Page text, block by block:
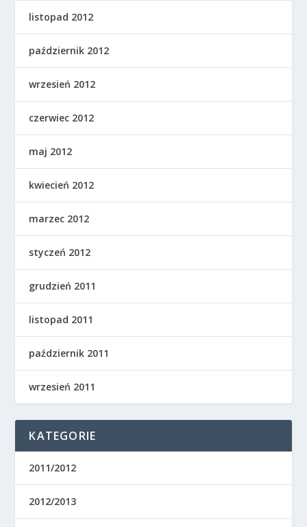
listopad 2012
październik 2012
wrzesień 2012
czerwiec 2012
maj 2012
kwiecień 2012
marzec 2012
styczeń 2012
grudzień 2011
listopad 2011
październik 2011
wrzesień 2011
KATEGORIE
2011/2012
2012/2013